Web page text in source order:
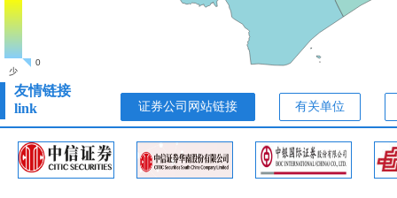
友情链接
link
证券公司网站链接 有关单位